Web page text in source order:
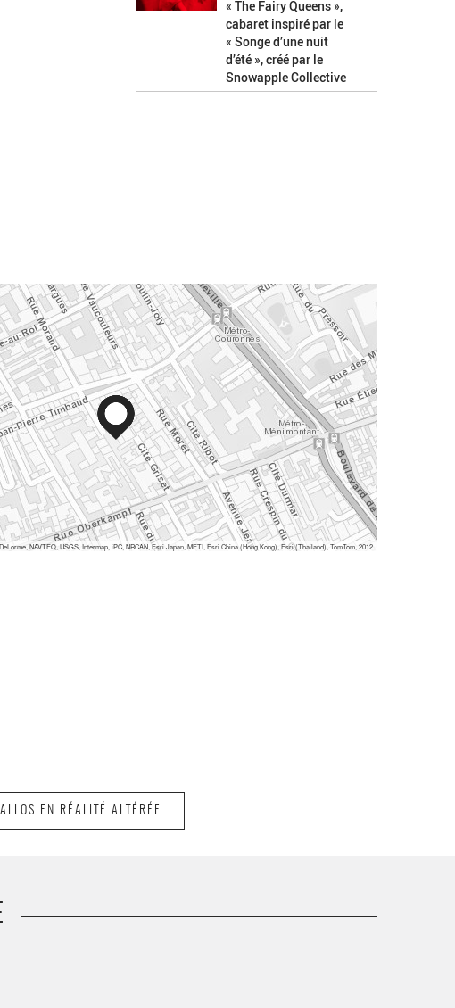
« The Fairy Queens »,
cabaret inspiré par le
« Songe d’une nuit
d’été », créé par le
Snowapple Collective
NAVTEQ, USGS, Intermap, iPC, NRCAN, Esri Japan, METI, Esri China (Hong Kong), Esri (Thailand), TomTom, 2012
EN RÉALITÉ ALTÉRÉE